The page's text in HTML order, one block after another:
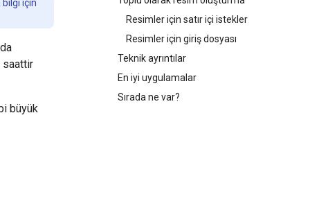
Resimler için satır içi istekler
Resimler için giriş dosyası
Teknik ayrıntılar
En iyi uygulamalar
Sırada ne var?
bilgi için
saattir
büyük